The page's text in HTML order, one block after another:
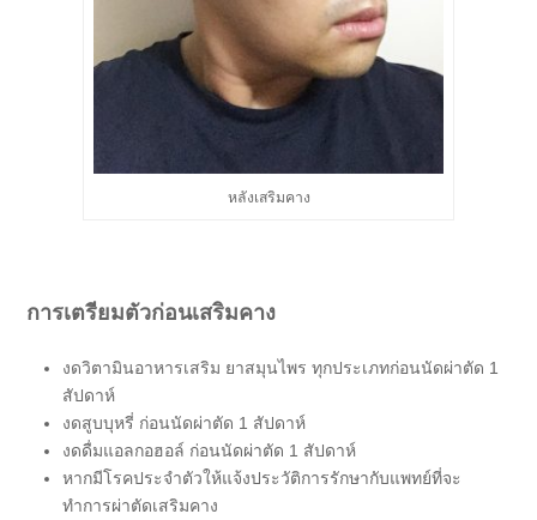
หลังเสริมคาง
การเตรียมตัวก่อนเสริมคาง
งดวิตามินอาหารเสริม ยาสมุนไพร ทุกประเภทก่อนนัดผ่าตัด 1
สัปดาห์
งดสูบบุหรี่ ก่อนนัดผ่าตัด 1 สัปดาห์
งดดื่มแอลกอฮอล์ ก่อนนัดผ่าตัด 1 สัปดาห์
หากมีโรคประจำตัวให้แจ้งประวัติการรักษากับแพทย์ที่จะ
ทำการผ่าตัดเสริมคาง